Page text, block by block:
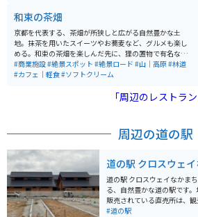
います。宮中の四方拝で遥拝されるこの神社は、ツーリ
ングやバイクで訪れた旅行者にも人気の場所です。
和束の茶畑
京都を代表する、茶畑が所狭しと広がる自然豊かな土
地。抹茶を用いたスイーツやお蕎麦など、グルメも楽し
める。和束の茶畑を楽しんだ先に、狸の置物で有名な信
楽へもアクセスができ、奈良や伊賀などへも足を運べる
ため、ツーリングやドライブの道選びにも困らない。
#商業施設#絶景スポット #絶景ロード #山｜高原#林道
#カフェ｜軽食#ソフトクリーム
「周辺のレストラ
周辺の道の駅
道の駅 クロスウェ
道の駅 クロスウェイなかま
る、自然豊かな道の駅です
販売されている直売所は、観光客
良県産のブランドイチゴ「あ
#道の駅